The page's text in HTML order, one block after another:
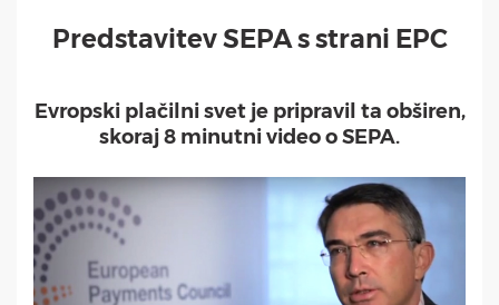
Predstavitev SEPA s strani EPC
Evropski plačilni svet je pripravil ta obširen,
skoraj 8 minutni video o SEPA.